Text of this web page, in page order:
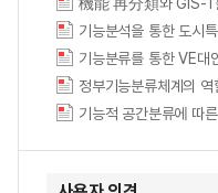
기능분석을 통한 도
기능분류를 통한 VE
정부기능분류체계의
기능적 공간분류에